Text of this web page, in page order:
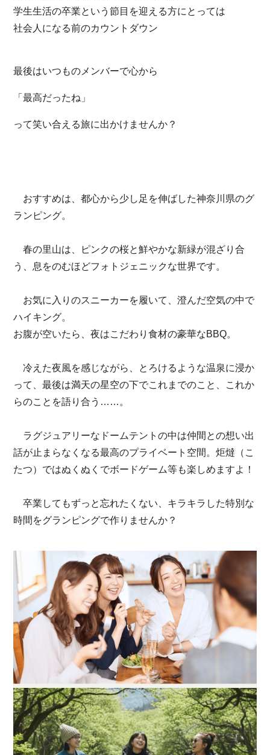
学生生活の卒業という節目を迎える方にとっては
社会人になる前のカウントダウン
最後はいつものメンバーで心から
「最高だったね」
って笑い合える旅に出かけませんか？
​おすすめは、都心から少し足を伸ばした神奈川県のグ
ランピング。
春の里山は、ピンクの桜と鮮やかな新緑が混ざり合
う、息をのむほどフォトジェニックな世界です。
​お気に入りのスニーカーを履いて、澄んだ空気の中で
ハイキング。
お腹が空いたら、夜はこだわり食材の豪華なBBQ。
冷えた夜風を感じながら、とろけるような温泉に浸か
って、最後は満天の星空の下でこれまでのこと、これか
らのことを語り合う……。
​ ​ラグジュアリーなドームテントの中は仲間との想い出
話が止まらなくなる最高のプライベート空間。炬燵（こ
たつ）ではぬくぬくでボードゲーム等も楽しめますよ！
卒業してもずっと忘れたくない、キラキラした特別な
時間をグランピングで作りませんか？